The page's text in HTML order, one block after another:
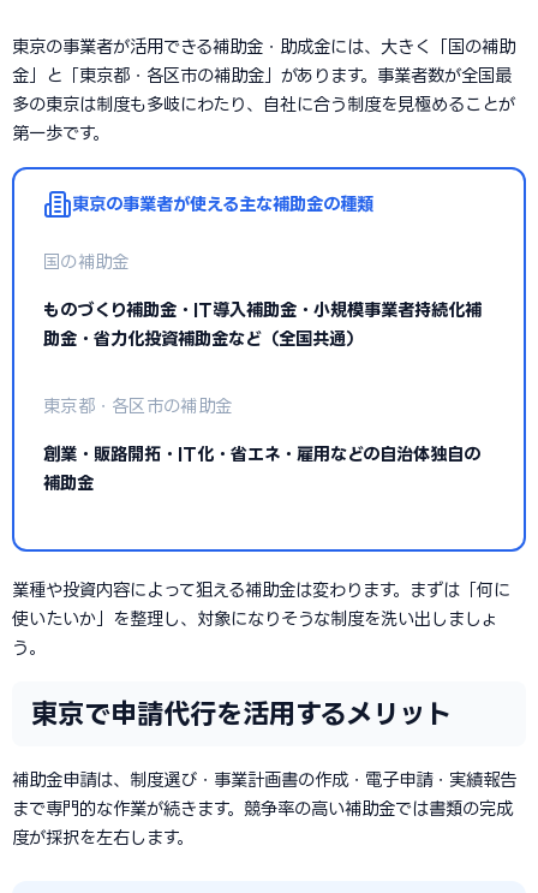
東京の事業者が活用できる補助金・助成金には、大きく「国の補助
金」と「東京都・各区市の補助金」があります。事業者数が全国最
多の東京は制度も多岐にわたり、自社に合う制度を見極めることが
第一歩です。
東京の事業者が使える主な補助金の種類
国の補助金
ものづくり補助金・IT導入補助金・小規模事業者持続化補
助金・省力化投資補助金など（全国共通）
東京都・各区市の補助金
創業・販路開拓・IT化・省エネ・雇用などの自治体独自の
補助金
業種や投資内容によって狙える補助金は変わります。まずは「何に
使いたいか」を整理し、対象になりそうな制度を洗い出しましょ
う。
東京で申請代行を活用するメリット
補助金申請は、制度選び・事業計画書の作成・電子申請・実績報告
まで専門的な作業が続きます。競争率の高い補助金では書類の完成
度が採択を左右します。